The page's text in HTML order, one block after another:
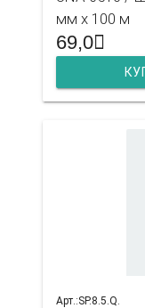
мм х 100 м
69,0
Арт.:SP.8.5.Q.